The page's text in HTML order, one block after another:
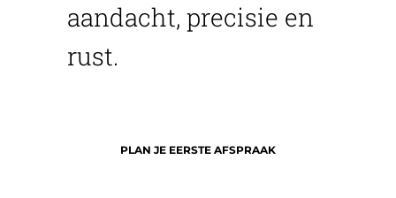
aandacht, precisie en
rust.
PLAN JE EERSTE AFSPRAAK